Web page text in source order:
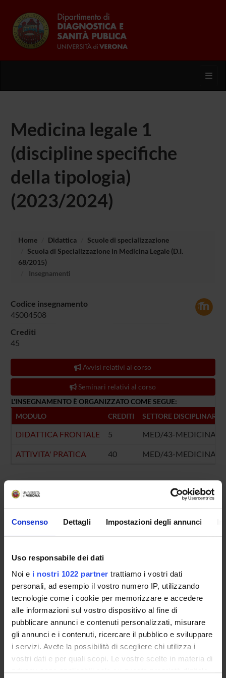
Consenso Dettagli Impostazioni degli annunci
Uso responsabile dei dati
Noi e i nostri 1022 partner trattiamo i vostri dati
personali, ad esempio il vostro numero IP, utilizzando
tecnologie come i cookie per memorizzare e accedere
alle informazioni sul vostro dispositivo al fine di
pubblicare annunci e contenuti personalizzati, misurare
gli annunci e i contenuti, ricercare il pubblico e sviluppare
i servizi. Avete la possibilità di scegliere chi utilizza i
vostri dati e per quali scopi. Le vostre scelte in materia di
privacy sono applicabili solo su questa proprietà digitale
Medicina legale 1
(discipline specifiche
della tipologia)
(2023/2024)
Home Didattica
Scuole di specializzazione
Scuola di Specializzazione in Medicina Legale (D.I.
68/2015)
Insegnamenti
Codice insegnamento
4S004508
Crediti
45
Avvisi relativi al corso
Seminari relativi al corso
L'INSEGNAMENTO È ORGANIZZATO COME SEGUE:
MODULO
CREDITI SETTORE DISCIPLINARE
DIDATTICA FRONTALE 5 MED/43-MEDICINA
ATTIVITA' PRATICA 40 MED/43-MEDICINA
OBIETTIVI FORMATIVI
fondamentali di patologia e tanatologia forense
TESTI DI RIFERIMENTO
Vedi la bibliografia dell'insegnamento
Presentazione
Come iscriversi e Requisiti di ammissione
Piani didattici